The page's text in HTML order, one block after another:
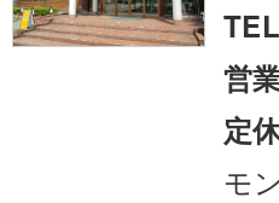
TEL
営
定
モ